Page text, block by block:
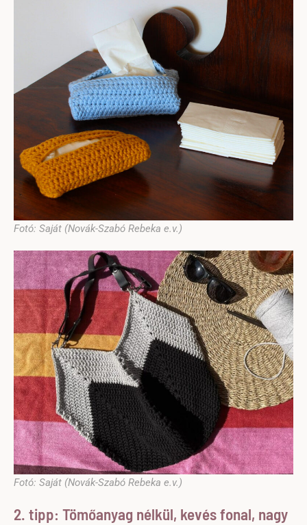
Fotó: Saját (Novák-Szabó Rebeka e.v.)
Fotó: Saját (Novák-Szabó Rebeka e.v.)
2. tipp: Tömőanyag nélkül, kevés fonal, nagy